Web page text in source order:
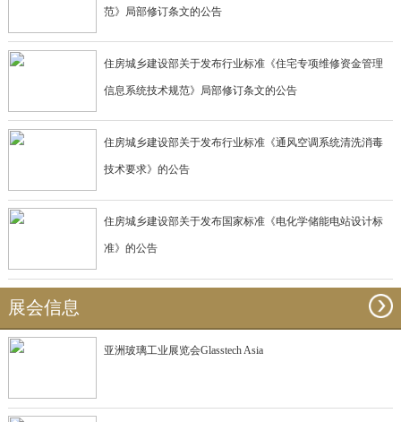
范》局部修订条文的公告
住房城乡建设部关于发布行业标准《住宅专项维修资金管理
信息系统技术规范》局部修订条文的公告
住房城乡建设部关于发布行业标准《通风空调系统清洗消毒
技术要求》的公告
住房城乡建设部关于发布国家标准《电化学储能电站设计标
准》的公告
展会信息
亚洲玻璃工业展览会Glasstech Asia